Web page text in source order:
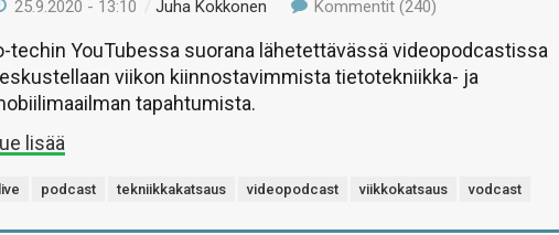
25.9.2020 - 13:10 /Juha Kokkonen Kommentit (240)
techin YouTubessa suorana lähetettävässä videopodcastissa
viikon kiinnostavimmista tietotekniikka- ja
tapahtumista.
lisää
live podcast tekniikkakatsaus videopodcast viikkokatsaus vodcast